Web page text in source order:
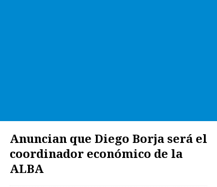
Anuncian que Diego Borja será el
coordinador económico de la
ALBA